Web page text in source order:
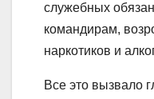
служебных
командирам,
наркотиков и
Все это вызвало